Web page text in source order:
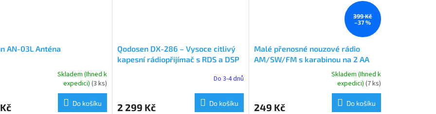
AN-03L Anténa
Skladem (Ihned k
expedici) (3 ks)
Do košíku
Qodosen DX-286 – Vysoce citlivý
kapesní rádiopřijímač s RDS a DSP
je
Do 3-4 dnů
2 299 Kč Do košíku
399 Kč
–37 %
Malé přenosné nouzové rádio
AM/SW/FM s karabinou na 2 AA
baterie – ideální na cesty, turistiku
je
Skladem (Ihned k
expedici) (7 ks)
249 Kč Do košíku